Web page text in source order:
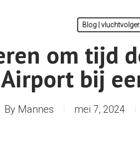
Blog |
om tijd
bij
By Mannes mei 7, 2024